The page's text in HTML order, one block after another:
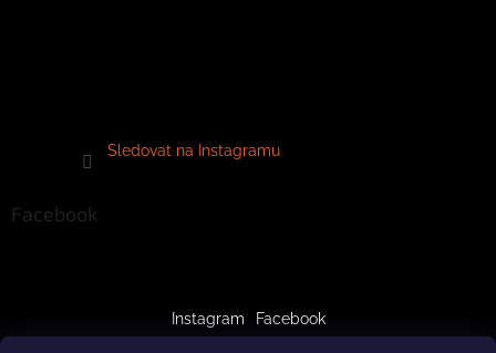
Sledovat na Instagramu
Facebook
Instagram Facebook